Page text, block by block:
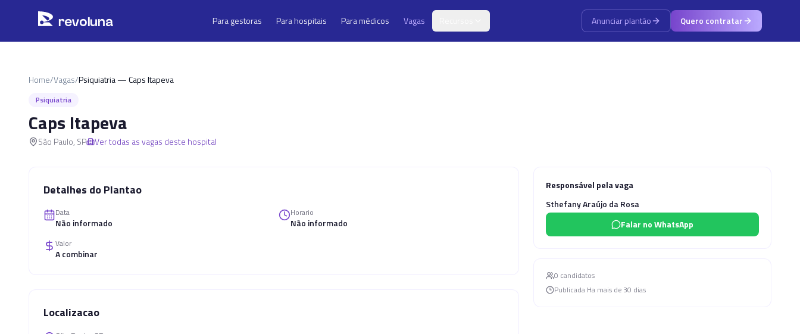
revoluna Para gestoras Para hospitais Para médicos Vagas Anunciar plantão Quero contratar
Home/Vagas/Psiquiatria — Caps Itapeva
Psiquiatria
Caps Itapeva
São Paulo, SP Ver todas as vagas deste hospital
Detalhes do Plantao
Data
Não informado
Horario
Não informado
Valor
A combinar
Localizacao
Responsável pela vaga
Sthefany Araújo da Rosa
Falar no WhatsApp
0 candidatos
Publicada Ha mais de 30 dias